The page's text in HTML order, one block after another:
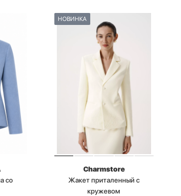
со
НОВИНКА
Charmstore
Жакет приталенный с
кружевом